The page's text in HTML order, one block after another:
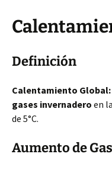
Definición
Calentamiento Global:
gases invernadero en
de 5°C.
Aumento de